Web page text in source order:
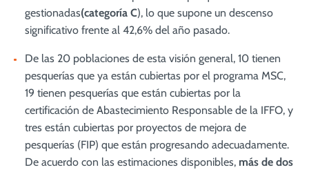
gestionadas(categoría C), lo que supone un descenso
significativo frente al 42,6% del año pasado.
De las 20 poblaciones de esta visión general, 10 tienen
pesquerías que ya están cubiertas por el programa MSC,
19 tienen pesquerías que están cubiertas por la
certificación de Abastecimiento Responsable de la IFFO, y
tres están cubiertas por proyectos de mejora de
pesquerías (FIP) que están progresando adecuadamente.
De acuerdo con las estimaciones disponibles, más de dos